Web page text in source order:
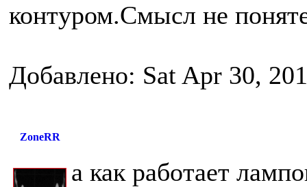
контуром.Смысл не
Добавлено: Sat Apr 30,
ZoneRR
а как работает